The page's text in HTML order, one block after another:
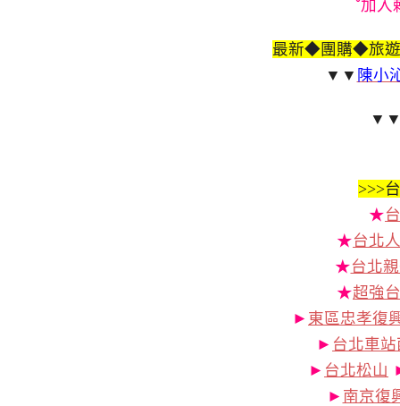
ˇ加入
最新◆團購◆旅
▼▼ 陳小
>>>
★
★台北
★台北
★超強
► 東區忠孝復
► 台北車
► 台北松山
► 南京復